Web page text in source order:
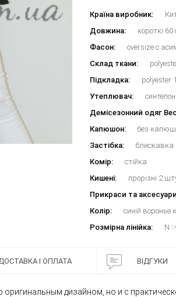
Країна виробник:
Довжина:
короткі 60
Фасон:
oversize с
Склад ткани:
Підкладка:
polyester
Утеплювач:
Демісезонний одяг
Капюшон:
без
Застібка:
блискавка
Комір:
стійка
Кишені:
прорізні 2
Прикраси та
Колір:
синій
Розмірна лінійка:
N
ДОСТАВКА І ОПЛАТА ВІДГУКИ
оригинальным дизайном, но и с